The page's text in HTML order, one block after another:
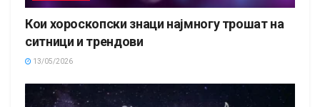
Кои хороскопски знаци најмногу трошат на
ситници и трендови
13/05/2026